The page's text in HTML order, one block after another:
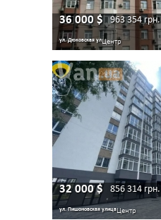
36 000 $ 963 354грн.
ул. Дюковская улЦентр
32 000$ 856 314 грн.
ул. Пишоновская улицаЦентр